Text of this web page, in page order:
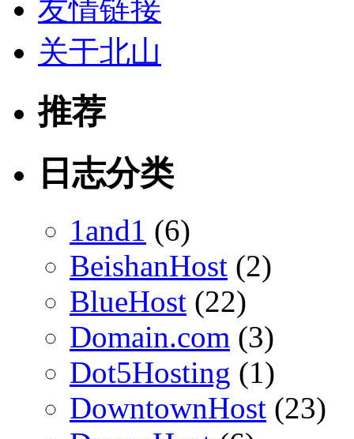
友情链接
关于北山
推荐
日志分类
1and1 (6)
BeishanHost (2)
BlueHost (22)
Domain.com (3)
Dot5Hosting (1)
DowntownHost (23)